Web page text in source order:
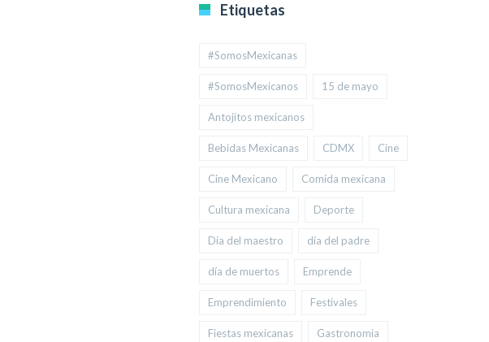
Etiquetas
#SomosMexicanas
#SomosMexicanos 15 de mayo
Antojitos mexicanos
Bebidas Mexicanas CDMX Cine
Cine Mexicano Comida mexicana
Cultura mexicana Deporte
Día del maestro día del padre
día de muertos Emprende
Emprendimiento Festivales
Fiestas mexicanas Gastronomía